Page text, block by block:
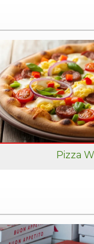
Pizza